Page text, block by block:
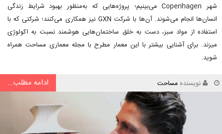
شهر Copenhagen می‌بینیم؛ پروژه‌هایی که به‌منظور بهبود شرایط زندگی
انسان‌ها انجام می‌شوند. آن‌ها با شرکت GXN نیز همکاری می‌کنند؛ شرکتی که با
استفاده از مواد سبز، دست به خلق ساختمان‌هایی هوشمند نسبت به اکولوژی
میزند. برای آشنایی بیشتر با این معمار مطرح با مجله معماری مساحت همراه
شوید.
نویسنده مساحت ادامه مطلب...